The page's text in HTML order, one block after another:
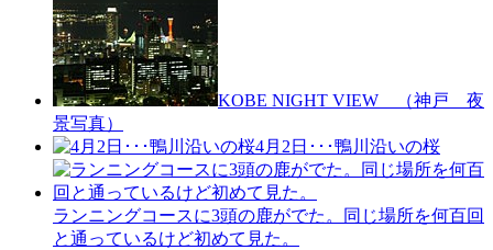
KOBE NIGHT VIEW （神戸 夜
景写真）
4月2日･･･鴨川沿いの桜
ランニングコースに3頭の鹿がでた。同じ場所を何百回
と通っているけど初めて見た。